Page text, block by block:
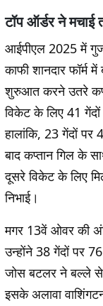
टॉप ऑर्डर ने मचाई
आईपीएल 2025 में
काफी शानदार फॉर्म
शुरुआत करने उतरे
विकेट के लिए 41 गेंदों
हालांकि, 23 गेंदों
बाद कप्तान गिल के
दूसरे विकेट के लिए
निभाई।
मगर 13वें ओवर की
उन्होंने 38 गेंदों पर
जोस बटलर ने बल्ले से
इसके अलावा